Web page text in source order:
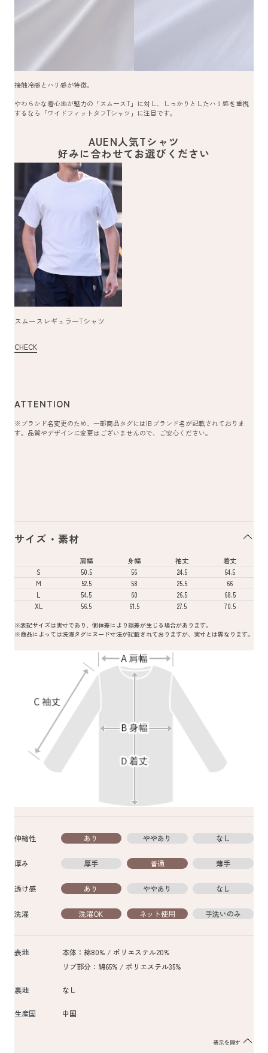
接触冷感とハリ感が特徴。
やわらかな着心地が魅力の「スムースT」に対し、しっかりとしたハリ感を重視
するなら「ワイドフィットタフTシャツ」に注目です。
AUEN人気Tシャツ
好みに合わせてお選びください
スムースレギュラーTシャツ
CHECK
ATTENTION
※ブランド名変更のため、一部商品タグには旧ブランド名が記載されておりま
す。品質やデザインに変更はございませんので、ご安心ください。
サイズ・素材
肩幅 身幅 袖丈
着丈
S
50.5 56 24.5
64.5
M
52.5 58 25.5
66
L
54.5 60 26.5
68.5
XL
56.5 61.5 27.5 70.5
※表記サイズは実寸であり、個体差により誤差が生じる場合があります。
※商品によっては洗濯タグにヌード寸法が記載されておりますが、実寸とは異なります。
伸縮性 あり ややあり なし
厚み 厚手 普通 薄手
透け感 あり ややあり なし
洗濯 洗濯OK ネット使用 手洗いのみ
表地
本体：綿80% / ポリエステル20%
リブ部分：綿65% / ポリエステル35%
裏地 なし
生産国 中国
表示を隠す